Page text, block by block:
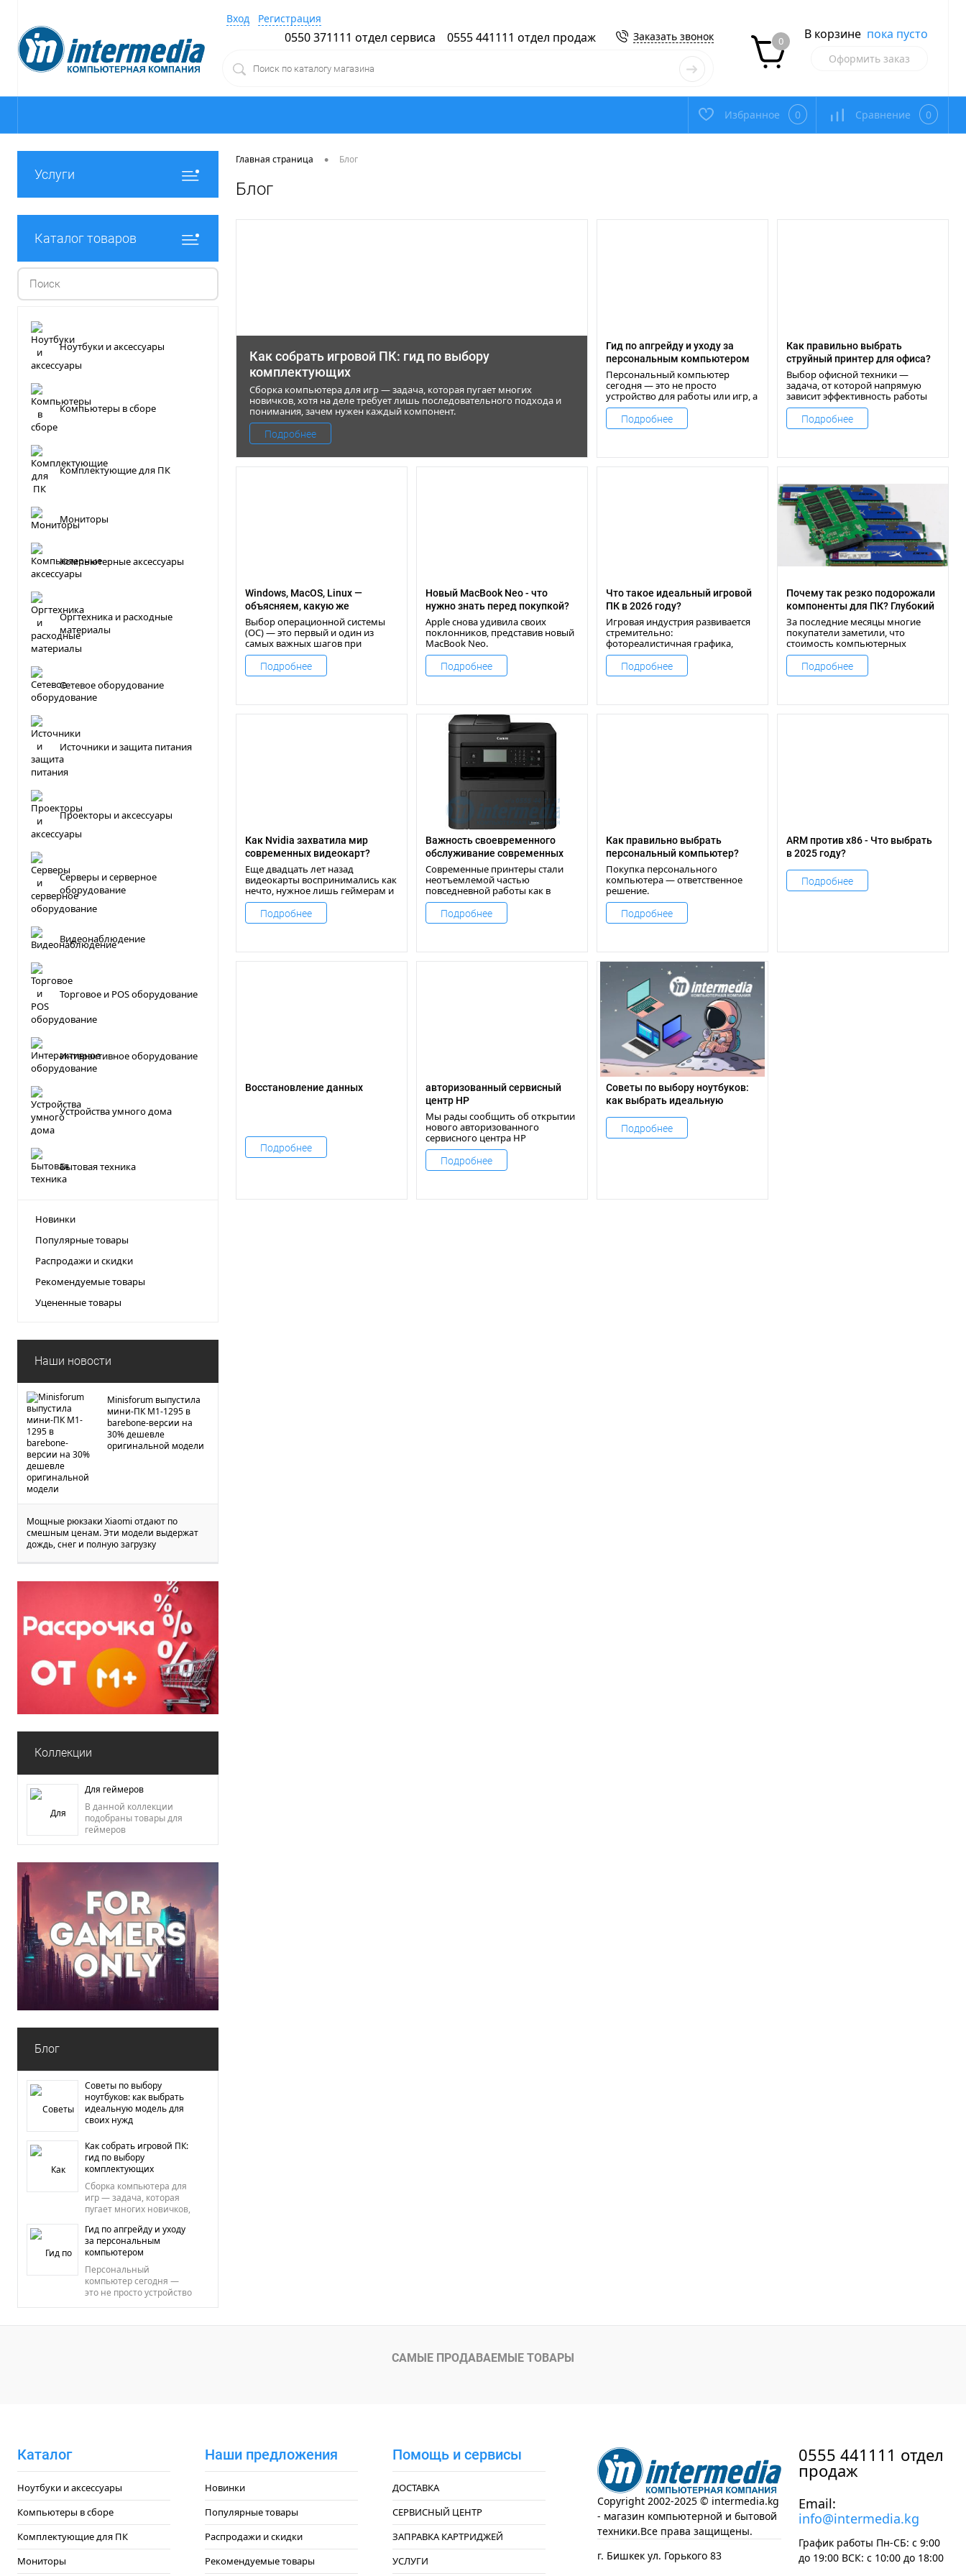
Вход Регистрация
0550 371111 отдел сервиса 0555 441111 отдел продаж Заказать звонок 0 В корзине пока пусто
Оформить заказ
Избранное 0 Сравнение 0
Услуги
Каталог товаров
Ноутбуки и аксессуары
Компьютеры в сборе
Комплектующие для ПК
Мониторы
Компьютерные аксессуары
Оргтехника и расходные
материалы
Сетевое оборудование
Источники и защита питания
Проекторы и аксессуары
Серверы и серверное
оборудование
Видеонаблюдение
Торговое и POS оборудование
Интерактивное оборудование
Устройства умного дома
Бытовая техника
Новинки
Популярные товары
Распродажи и скидки
Рекомендуемые товары
Уцененные товары
Наши новости
Minisforum выпустила
мини-ПК M1-1295 в
barebone-версии на
30% дешевле
оригинальной модели
Мощные рюкзаки Xiaomi отдают по
смешным ценам. Эти модели выдержат
дождь, снег и полную загрузку
Коллекции
Для геймеров
В данной коллекции
подобраны товары для
геймеров
Блог
Советы по выбору
ноутбуков: как выбрать
идеальную модель для
своих нужд
Как собрать игровой ПК:
гид по выбору
комплектующих
Сборка компьютера для
игр — задача, которая
пугает многих новичков,
лишь последовательного
подхода и понимания,
зачем нужен каждый
компонент.
Гид по апгрейду и уходу
за персональным
компьютером
Персональный
компьютер сегодня —
это не просто устройство
для работы или игр, а
инструмент, который
Главная страница • Блог
Блог
Как собрать игровой ПК: гид по выбору
комплектующих
Сборка компьютера для игр — задача, которая пугает многих
новичков, хотя на деле требует лишь последовательного подхода и
понимания, зачем нужен каждый компонент.
Подробнее
Гид по апгрейду и уходу за
персональным компьютером
Персональный компьютер
сегодня — это не просто
устройство для работы или игр, а
полноценный инструмент,
который должен стабильно и
эффективно выполнять
Подробнее
Как правильно выбрать
струйный принтер для офиса?
Выбор офисной техники —
задача, от которой напрямую
зависит эффективность работы
сотрудников и расходы
компании.
Подробнее
Windows, MacOS, Linux —
объясняем, какую же
операционную систему
выбрать?
Выбор операционной системы
(ОС) — это первый и один из
самых важных шагов при
покупке компьютера или
ноутбука.
Подробнее
Новый MacBook Neo - что
нужно знать перед покупкой?
Apple снова удивила своих
поклонников, представив новый
MacBook Neo.
Подробнее
Что такое идеальный игровой
ПК в 2026 году?
Игровая индустрия развивается
стремительно:
фотореалистичная графика,
трассировка лучей в реальном
времени, поддержка 4K и даже
8K-разрешения становятся
Подробнее
Почему так резко подорожали
компоненты для ПК? Глубокий
анализ ситуации в 2025 году
За последние месяцы многие
покупатели заметили, что
стоимость компьютерных
комплектующих существенно
выросла.
Подробнее
Как Nvidia захватила мир
современных видеокарт?
Еще двадцать лет назад
видеокарты воспринимались как
нечто, нужное лишь геймерам и
дизайнерам.
Подробнее
Важность своевременного
обслуживание современных
принтеров
Современные принтеры стали
неотъемлемой частью
повседневной работы как в
офисах, так и дома.
Подробнее
Как правильно выбрать
персональный компьютер?
Покупка персонального
компьютера — ответственное
решение.
Подробнее
ARM против x86 - Что выбрать
в 2025 году?
Подробнее
Восстановление данных
Подробнее
авторизованный сервисный
центр HP
Мы рады сообщить об открытии
нового авторизованного
сервисного центра HP
Здесь вы найдете
профессиональную помощь и
обслуживание вашей техники HP
аксессуаров.
Подробнее
Советы по выбору ноутбуков:
как выбрать идеальную
Подробнее
САМЫЕ ПРОДАВАЕМЫЕ ТОВАРЫ
Каталог
Ноутбуки и аксессуары
Компьютеры в сборе
Комплектующие для ПК
Мониторы
Наши предложения
Новинки
Популярные товары
Распродажи и скидки
Рекомендуемые товары
Помощь и сервисы
ДОСТАВКА
СЕРВИСНЫЙ ЦЕНТР
ЗАПРАВКА КАРТРИДЖЕЙ
УСЛУГИ
Copyright 2002-2025 © intermedia.kg
- магазин компьютерной и бытовой
техники.Все права защищены.
г. Бишкек ул. Горького 83
0555 441111 отдел
продаж
Email:
info@intermedia.kg
График работы Пн-СБ: с 9:00
до 19:00 ВСК: с 10:00 до 18:00